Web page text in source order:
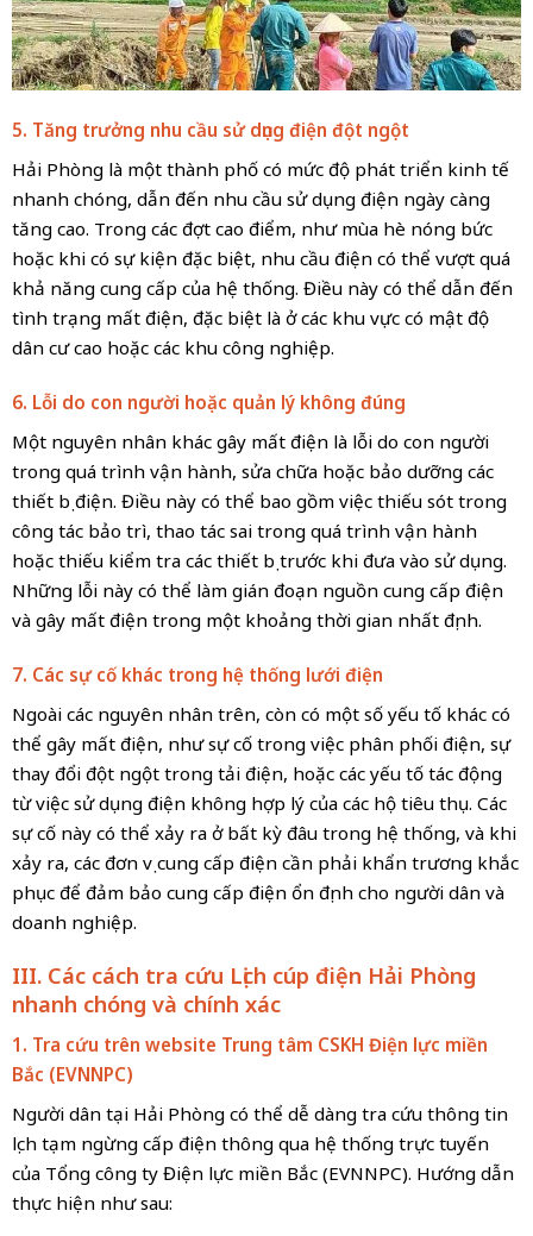
5. Tăng trưởng nhu cầu sử dụng điện đột ngột
Hải Phòng là một thành phố có mức độ phát triển kinh tế
nhanh chóng, dẫn đến nhu cầu sử dụng điện ngày càng
tăng cao. Trong các đợt cao điểm, như mùa hè nóng bức
hoặc khi có sự kiện đặc biệt, nhu cầu điện có thể vượt quá
khả năng cung cấp của hệ thống. Điều này có thể dẫn đến
tình trạng mất điện, đặc biệt là ở các khu vực có mật độ
dân cư cao hoặc các khu công nghiệp.
6. Lỗi do con người hoặc quản lý không đúng
Một nguyên nhân khác gây mất điện là lỗi do con người
trong quá trình vận hành, sửa chữa hoặc bảo dưỡng các
thiết bị điện. Điều này có thể bao gồm việc thiếu sót trong
công tác bảo trì, thao tác sai trong quá trình vận hành
hoặc thiếu kiểm tra các thiết bị trước khi đưa vào sử dụng.
Những lỗi này có thể làm gián đoạn nguồn cung cấp điện
và gây mất điện trong một khoảng thời gian nhất định.
7. Các sự cố khác trong hệ thống lưới điện
Ngoài các nguyên nhân trên, còn có một số yếu tố khác có
thể gây mất điện, như sự cố trong việc phân phối điện, sự
thay đổi đột ngột trong tải điện, hoặc các yếu tố tác động
từ việc sử dụng điện không hợp lý của các hộ tiêu thụ. Các
sự cố này có thể xảy ra ở bất kỳ đâu trong hệ thống, và khi
xảy ra, các đơn vị cung cấp điện cần phải khẩn trương khắc
phục để đảm bảo cung cấp điện ổn định cho người dân và
doanh nghiệp.
III. Các cách tra cứu Lịch cúp điện Hải Phòng
nhanh chóng và chính xác
1. Tra cứu trên website Trung tâm CSKH Điện lực miền
Bắc (EVNNPC)
Người dân tại Hải Phòng có thể dễ dàng tra cứu thông tin
lịch tạm ngừng cấp điện thông qua hệ thống trực tuyến
của Tổng công ty Điện lực miền Bắc (EVNNPC). Hướng dẫn
thực hiện như sau: